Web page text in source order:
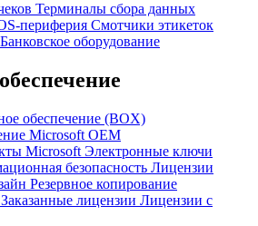
Терминалы сбора данных
периферия Смотчики этикеток
Банковское оборудование
обеспечение (BOX)
Microsoft OEM
Microsoft Электронные ключи
безопасность Лицензии
Резервное копирование
Заказанные лицензии Лицензии с